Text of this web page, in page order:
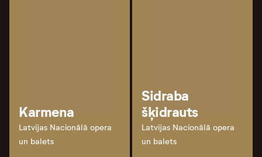
Karmena
Latvijas Nacionālā opera
un balets
Sidraba
šķidrauts
Latvijas Nacionālā opera
un balets